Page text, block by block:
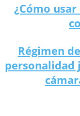
¿Cómo
Régimen
personalidad